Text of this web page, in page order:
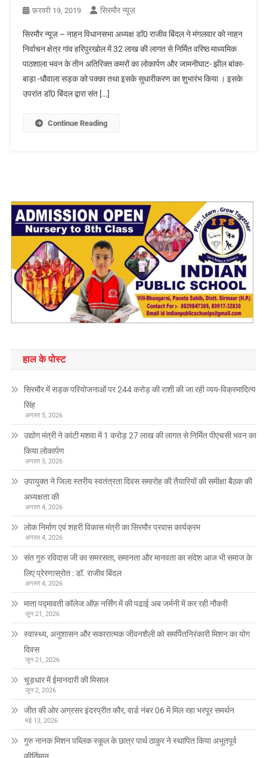
फ़रवरी 19, 2019 सिरमौर न्यूज़
सिरमौर न्यूज़ – नाहन विधानसभा अध्यक्ष डॉ0 राजीव बिंदल ने मंगलवार को नाहन
निर्वाचन क्षेत्र गांव हरिपुरखोल में 32 लाख की लागत से निर्मित वरिष्ठ माध्यमिक
पाठशाला भवन के तीन अतिरिक्त कमरों का लोकार्पण और जामनीघाट- झील बांका-
बाड़ा -धौवाला सड़क को पक्का तथा इसके सुधारीकरण का शुभारंभ किया । इसके
उपरांत डॉ0 बिंदल द्वारा संत […]
Continue Reading
हाल के पोस्ट
सिरमौर में सड़क परियोजनाओं पर 244 करोड़ की राशी की जा रही व्यय-विक्रमादित्य
सिंह
अगस्त 5, 2026
उद्योग मंत्री ने कांटी मशवा में 1 करोड़ 27 लाख की लागत से निर्मित पीएचसी भवन का
किया लोकार्पण
अगस्त 5, 2026
उपायुक्त ने जिला स्तरीय स्वतंत्रता दिवस समारोह की तैयारियों की समीक्षा बैठक की
अध्यक्षता की
अगस्त 4, 2026
लोक निर्माण एवं शहरी विकास मंत्री का सिरमौर प्रवास कार्यक्रम
अगस्त 4, 2026
संत गुरु रविदास जी का समरसता, समानता और मानवता का संदेश आज भी समाज के
लिए प्रेरणास्रोत : डॉ. राजीव बिंदल
अगस्त 4, 2026
माता पद्मावती कॉलेज ऑफ़ नर्सिंग में की पढाई अब जर्मनी में कर रही नौकरी
जून 21, 2026
स्वास्थ्य, अनुशासन और सकारात्मक जीवनशैली को समर्पितनिरंकारी मिशन का योग
दिवस
जून 21, 2026
चूड़धार में ईमानदारी की मिसाल
जून 2, 2026
जीत की ओर अग्रसर इंदरप्रीत कौर, वार्ड नंबर 06 में मिल रहा भरपूर समर्थन
मई 13, 2026
गुरु नानक मिशन पब्लिक स्कूल के छात्र पार्थ ठाकुर ने स्थापित किया अभूतपूर्व
कीर्तिमान